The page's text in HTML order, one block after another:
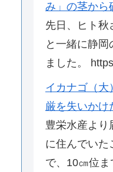
み」の茎から
先日、ヒト秋
と一緒に静岡
ました。
イカナゴ（
厳を失いかけ
豊栄水産より
に住んでいた
で、10㎝位